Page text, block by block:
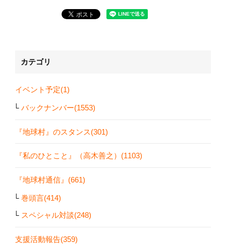
カテゴリ
イベント予定(1)
バックナンバー(1553)
『地球村』のスタンス(301)
『私のひとこと』（高木善之）(1103)
『地球村通信』(661)
巻頭言(414)
スペシャル対談(248)
支援活動報告(359)